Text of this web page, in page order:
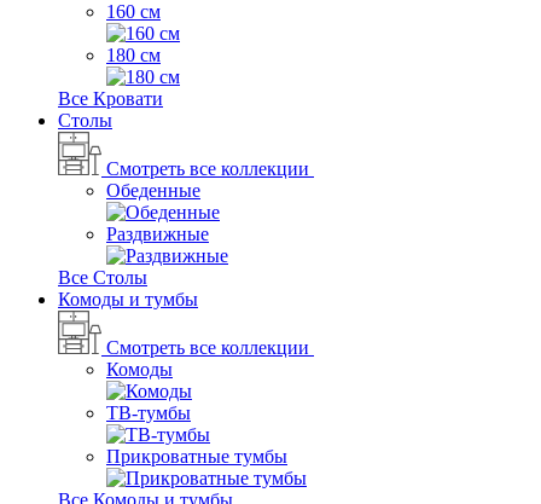
160 см
180 см
Все Кровати
Столы
Смотреть все коллекции
Обеденные
Раздвижные
Все Столы
Комоды и тумбы
Смотреть все коллекции
Комоды
ТВ-тумбы
Прикроватные тумбы
Все Комоды и тумбы